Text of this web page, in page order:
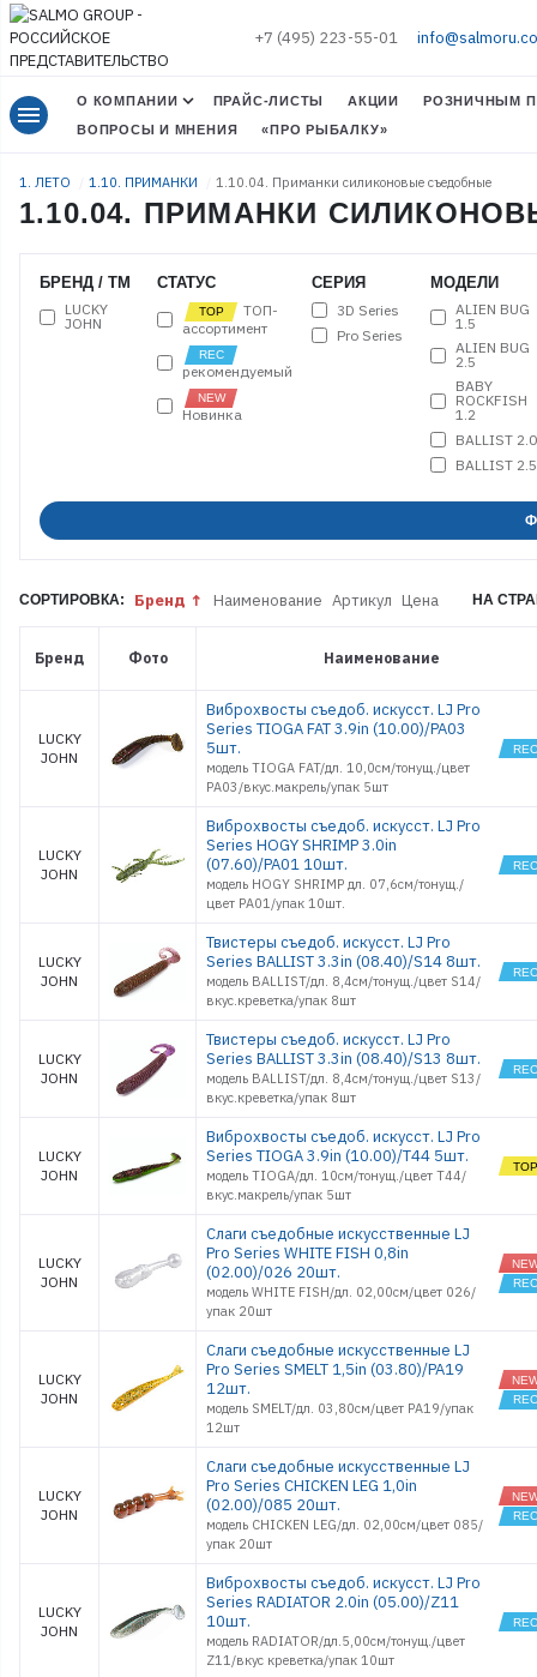
+7 (495) 223-55-01
menu О КОМПАНИИ ПРАЙС-ЛИСТЫ АКЦИИ
РОЗНИЧНЫМ
ВОПРОСЫ И МНЕНИЯ
«ПРО РЫБАЛКУ»
1. ЛЕТО 1.10. ПРИМАНКИ 1.10.04. Приманки силиконовые съедобные
1.10.04. ПРИМАНКИ
БРЕНД / ТМ
LUCKY
JOHN
СТАТУС
ТОП-
ассортимент
рекомендуемый
Новинка
СЕРИЯ
3D Series
Pro Series
МОДЕЛИ
ALIEN BUG
1.5
ALIEN BUG
2.5
BABY
ROCKFISH
1.2
BALLIST 2.0
BALLIST 2.5
BALLIST 4.0
BUGSY
3.9
SHRIMP 2.0
CURLY
SHRIMP 3.0
HOGY HOG
1.2
HOGY
HOGY
SHRIMP 3.5
3.0
HOGY TAIL
2.8
J.I.B TAIL
J.I.B TAIL
JAVA STICK
SHAKER 3.5
KING LEECH
2.0
MICRO
1.0
NAYADA 2.0
RADIATOR
RADIATOR
RADIATOR
4.0
RADIATOR
ROCK
СОРТИРОВКА: Бренд Наименование Артикул Цена НА
Бренд Фото Наименование
LUCKY
JOHN
Виброхвосты съедоб. искусст. LJ Pro
Series TIOGA FAT 3.9in (10.00)/PA03
5шт.
модель TIOGA FAT/дл. 10,0см/тонущ./цвет
PA03/вкус.макрель/упак 5шт
LUCKY
JOHN
Виброхвосты съедоб. искусст. LJ Pro
Series HOGY SHRIMP 3.0in
(07.60)/PA01 10шт.
модель HOGY SHRIMP дл. 07,6см/тонущ./
цвет PA01/упак 10шт.
LUCKY
JOHN
Твистеры съедоб. искусст. LJ Pro
Series BALLIST 3.3in (08.40)/S14 8шт.
модель BALLIST/дл. 8,4см/тонущ./цвет S14/
вкус.креветка/упак 8шт
LUCKY
JOHN
Твистеры съедоб. искусст. LJ Pro
Series BALLIST 3.3in (08.40)/S13 8шт.
модель BALLIST/дл. 8,4см/тонущ./цвет S13/
вкус.креветка/упак 8шт
LUCKY
JOHN
Виброхвосты съедоб. искусст. LJ Pro
Series TIOGA 3.9in (10.00)/T44 5шт.
модель TIOGA/дл. 10см/тонущ./цвет T44/
вкус.макрель/упак 5шт
LUCKY
JOHN
Слаги съедобные искусственные LJ
Pro Series WHITE FISH 0,8in
(02.00)/026 20шт.
модель WHITE FISH/дл. 02,00см/цвет 026/
упак 20шт
LUCKY
JOHN
Слаги съедобные искусственные LJ
Pro Series SMELT 1,5in (03.80)/PA19
12шт.
модель SMELT/дл. 03,80см/цвет PA19/упак
12шт
LUCKY
JOHN
Слаги съедобные искусственные LJ
Pro Series CHICKEN LEG 1,0in
(02.00)/085 20шт.
модель CHICKEN LEG/дл. 02,00см/цвет 085/
упак 20шт
LUCKY
JOHN
Виброхвосты съедоб. искусст. LJ Pro
Series RADIATOR 2.0in (05.00)/Z11
10шт.
модель RADIATOR/дл.5,00см/тонущ./цвет
Z11/вкус креветка/упак 10шт